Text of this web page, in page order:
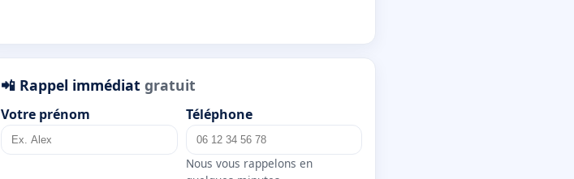
📲 Rappel immédiatgratuit
Votre prénom Téléphone
Nous vous rappelons en